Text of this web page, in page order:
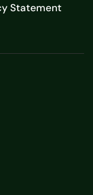
Statement